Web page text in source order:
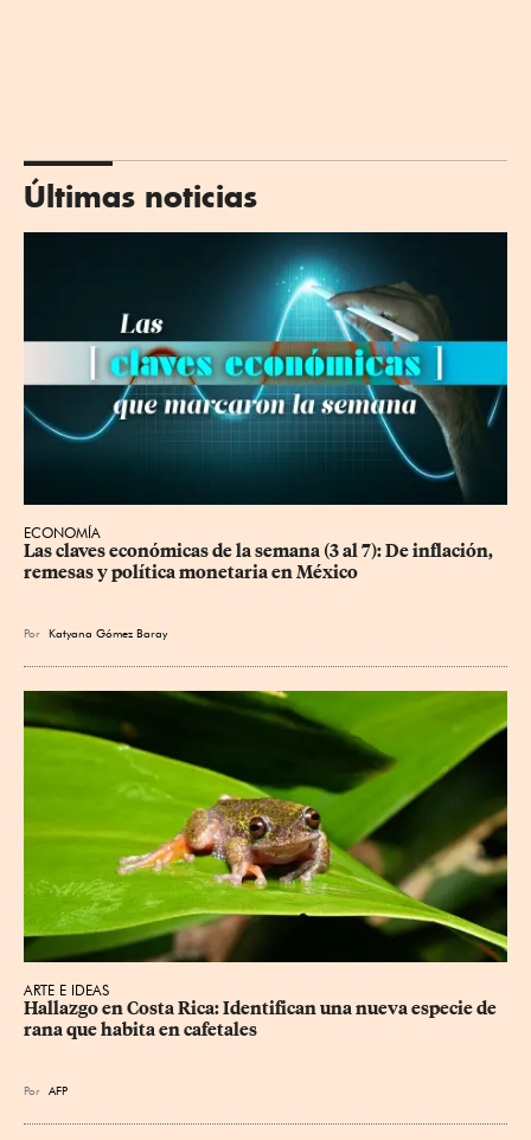
Últimas noticias
ECONOMÍA
Las claves económicas de la semana (3 al 7): De inflación,
remesas y política monetaria en México
Por Katyana Gómez Baray
ARTE E IDEAS
Hallazgo en Costa Rica: Identifican una nueva especie de
rana que habita en cafetales
Por AFP